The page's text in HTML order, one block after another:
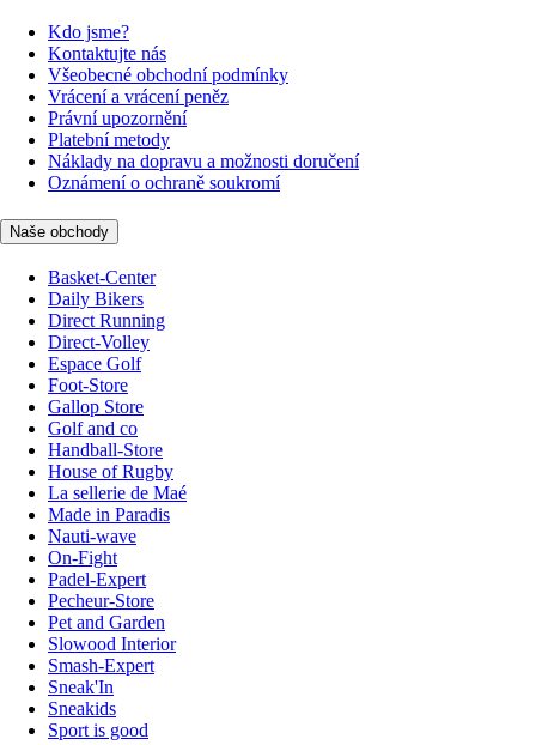
Kdo jsme?
Kontaktujte nás
Všeobecné obchodní podmínky
Vrácení a vrácení peněz
Právní upozornění
Platební metody
Náklady na dopravu a možnosti doručení
Oznámení o ochraně soukromí
Naše obchody
Basket-Center
Daily Bikers
Direct Running
Direct-Volley
Espace Golf
Foot-Store
Gallop Store
Golf and co
Handball-Store
House of Rugby
La sellerie de Maé
Made in Paradis
Nauti-wave
On-Fight
Padel-Expert
Pecheur-Store
Pet and Garden
Slowood Interior
Smash-Expert
Sneak'In
Sneakids
Sport is good